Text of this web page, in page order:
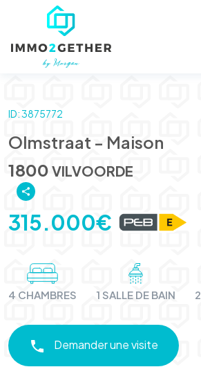
ID: 3875772
Olmstraat - Maison
1800 VILVOORDE
315.000€
4 CHAMBRES 1 SALLE DE BAIN
Demander une visite